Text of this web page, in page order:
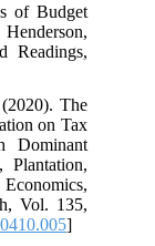
of Budget
Readings,
The
on Tax
Dominant
Plantation,
Vol. 135,
]